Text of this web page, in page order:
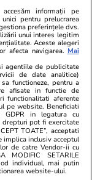
a
Unica.ro
Nu și ei! S-au
căsnicie! Cei doi
secret. Nimeni
motiv al
informații pe
pentru prelucrarea
preferințele dvs.
unui interes legitim
Aceste alegeri
afecta navigarea. Mai
agentiile de publicitate
de date analitice)
functioneze, pentru a
afisate in functie de
functionalitati aferente
pe website. Beneficiati
in legatura cu
drepturi pot fi exercitate
TOATE”, acceptati
implica inclusiv acceptul
de catre Vendor-ii cu
MODIFIC SETARILE
individual, mai putin
website-ului.